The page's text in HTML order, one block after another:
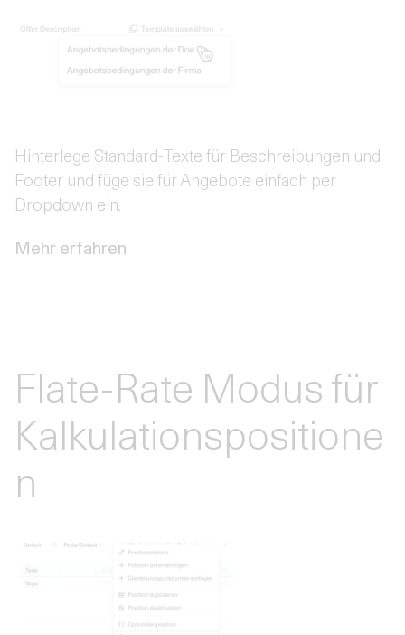
Hinterlege Standard-Texte für Beschreibungen und
Footer und füge sie für Angebote einfach per
Dropdown ein.
Mehr erfahren
Flate-Rate Modus für
Kalkulationspositione
n